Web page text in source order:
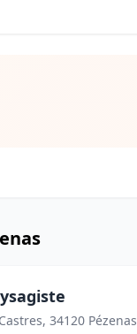
34120 Pézenas